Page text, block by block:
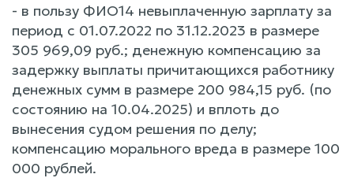
- в пользу ФИО14 невыплаченную зарплату за
период с 01.07.2022 по 31.12.2023 в размере
305 969,09 руб.; денежную компенсацию за
задержку выплаты причитающихся работнику
денежных сумм в размере 200 984,15 руб. (по
состоянию на 10.04.2025) и вплоть до
вынесения судом решения по делу;
компенсацию морального вреда в размере 100
000 рублей.